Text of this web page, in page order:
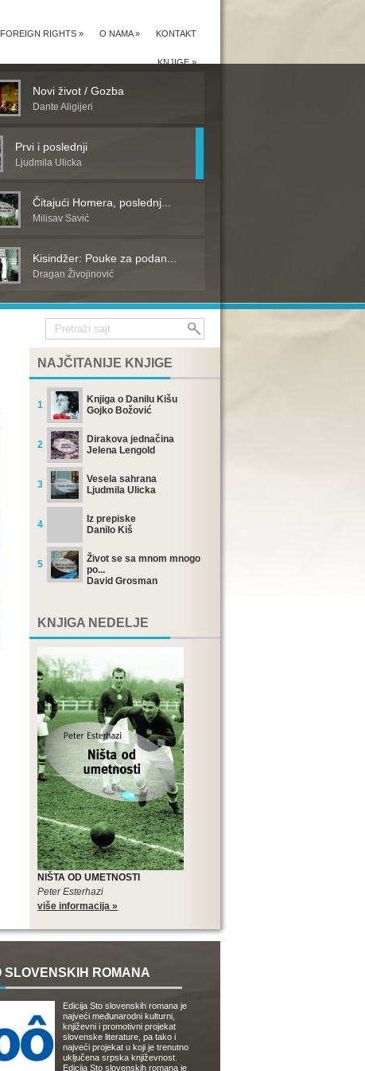
KONTAKT
O NAMA»
FOREIGN RIGHTS »
KNJIGE»
Novi život / Gozba
Dante Aligijeri
Prvi i poslednji
Ljudmila Ulicka
Čitajući Homera, poslednj...
Milisav Savić
Kisindžer: Pouke za podan...
Dragan Živojinović
NAJČITANIJE KNJIGE
1
Knjiga o Danilu Kišu
Gojko Božović
2
Dirakova jednačina
Jelena Lengold
3
Vesela sahrana
Ljudmila Ulicka
4
Iz prepiske
Danilo Kiš
5
Život se sa mnom mnogo
po...
David Grosman
KNJIGA NEDELJE
NIŠTA OD UMETNOSTI
Peter Esterhazi
više informacija »
SLOVENSKIH ROMANA
Edicija Sto slovenskih romana je
najveći međunarodni kulturni,
književni i promotivni projekat
slovenske literature, pa tako i
najveći projekat u koji je trenutno
uključena srpska književnost.
Edicija Sto slovenskih romana je